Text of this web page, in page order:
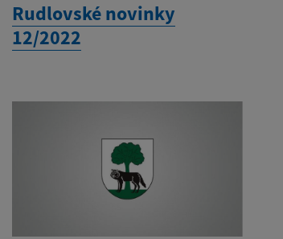
Rudlovské novinky
12/2022